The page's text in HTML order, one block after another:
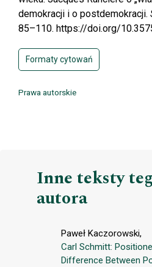
demokracji i o postdemokracji.
85–110. https://doi.org/
Formaty cytowań
Prawa autorskie
Inne teksty
autora
Paweł Kaczorowski,
Carl Schmitt:
Difference Between